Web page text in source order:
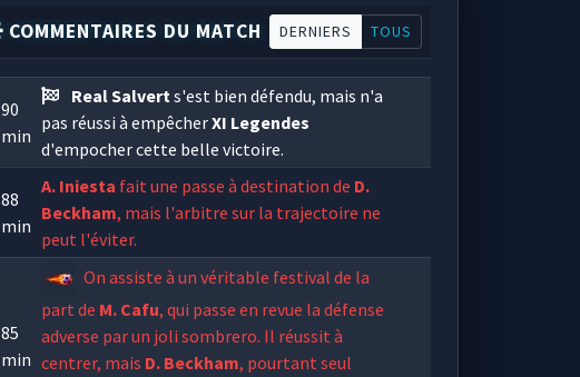
COMMENTAIRES DU MATCH DERNIERS TOUS
90
min
Real Salverts'est bien défendu, mais n'a
pas réussi à empêcherXI Legendes
d'empocher cette belle victoire.
88
min
A. Iniesta fait une passe à destination de D.
Beckham, mais l'arbitre sur la trajectoire ne
peut l'éviter.
85
min
On assiste à un véritable festival de la
part de M. Cafu, qui passe en revue la défense
adverse par un joli sombrero. Il réussit à
centrer, mais D. Beckham, pourtant seul